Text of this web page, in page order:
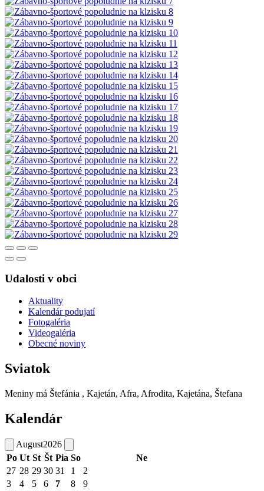
Udalosti v obci
Aktuality
Kalendár podujatí
Fotogaléria
Videogaléria
Obecné noviny
Sviatok
Meniny má Štefánia , Kajetán, Afra, Afrodita, Kajetána, Štefana
Kalendár
August2026
Po Ut St Št Pia So
Ne
27 28 29 30 31 1
2
3
4 5 6 7 8
9